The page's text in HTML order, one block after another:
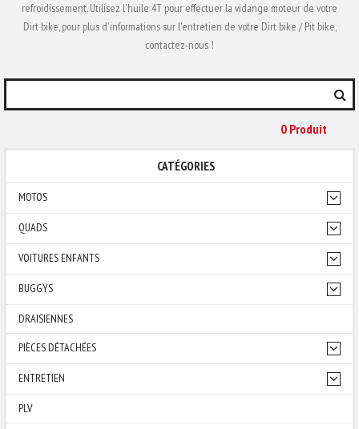
refroidissement. Utilisez l'huile 4T pour effectuer la vidange moteur de votre
Dirt bike, pour plus d'informations sur l'entretien de votre Dirt bike / Pit bike,
contactez-nous !
0 Produit
CATÉGORIES
MOTOS
QUADS
VOITURES ENFANTS
BUGGYS
DRAISIENNES
PIÈCES DÉTACHÉES
ENTRETIEN
PLV